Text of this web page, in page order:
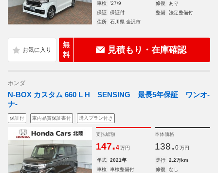
車検
'27/9 修復
あり
保証
保証付 整備
法定整備付
住所
石川県 金沢市
無
料
見積もり・在庫確認
ホンダ
N-BOX カスタム 660 L H SENSING 最長5年保証 ワンオ-
ナ-
保証付 車両品質保証書付 購入プラン付き
支払総額
147.4 万円
本体価格
138. 0 万円
年式 2021年 走行
2.2万km
車検
車検整備付 修復
なし